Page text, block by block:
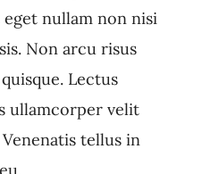
nullam non nisi
Non arcu risus
Lectus
ullamcorper velit
tellus in